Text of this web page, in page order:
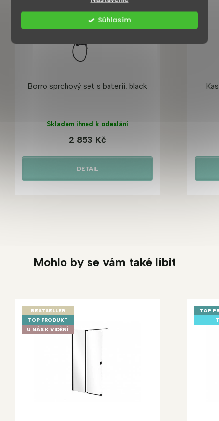
Súhlasím
Borro sprchový set s baterií, black
Skladem ihned k odeslání
2 853 Kč
DETAIL
Mohlo by se vám také líbit
BESTSELLER
TOP PRODUKT
U NÁS K VIDĚNÍ
TOP